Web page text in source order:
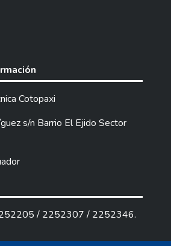
Cotopaxi
s/n Barrio El Ejido Sector
/ 2252307 / 2252346.